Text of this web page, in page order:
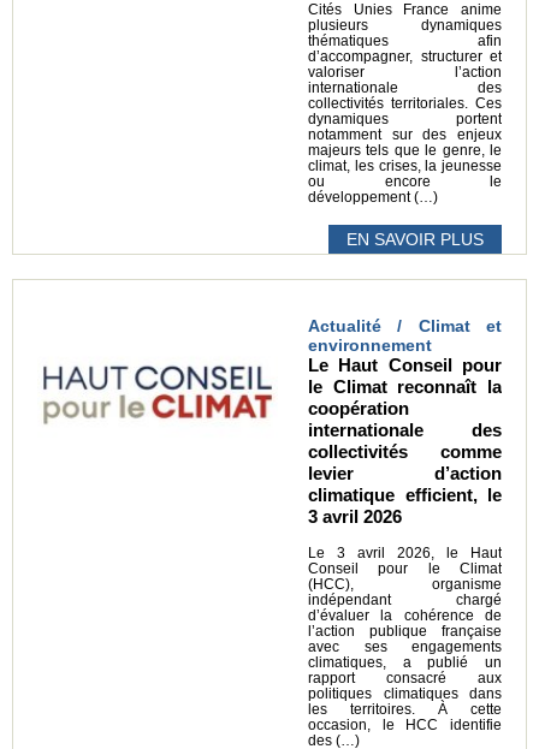
Cités Unies France anime
plusieurs dynamiques
thématiques afin
d’accompagner, structurer et
valoriser l’action
internationale des
collectivités territoriales. Ces
dynamiques portent
notamment sur des enjeux
majeurs tels que le genre, le
climat, les crises, la jeunesse
ou encore le
développement (…)
EN SAVOIR PLUS
Actualité / Climat et
environnement
Le Haut Conseil pour
le Climat reconnaît la
coopération
internationale des
collectivités comme
levier d’action
climatique efficient, le
3 avril 2026
Le 3 avril 2026, le Haut
Conseil pour le Climat
(HCC), organisme
indépendant chargé
d’évaluer la cohérence de
l’action publique française
avec ses engagements
climatiques, a publié un
rapport consacré aux
politiques climatiques dans
les territoires. À cette
occasion, le HCC identifie
des (…)